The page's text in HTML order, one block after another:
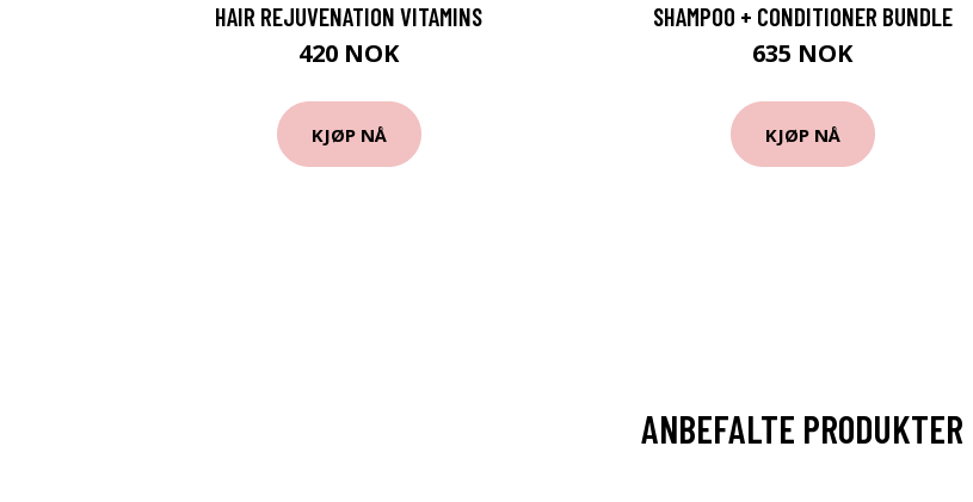
HAIR REJUVENATION VITAMINS
420 NOK
KJØP NÅ
SHAMPOO + CONDITIONER BUNDLE
635 NOK
KJØP NÅ
ANBEFALTE PRODUKTER